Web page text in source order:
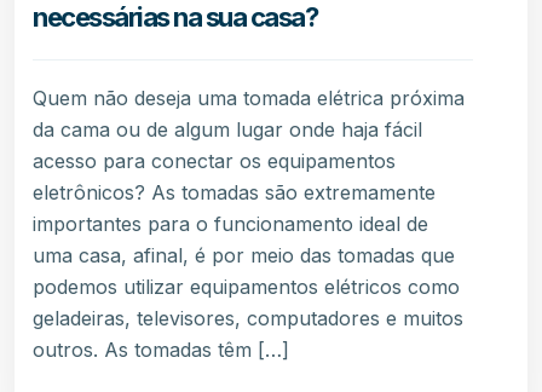
necessárias na sua casa?
Quem não deseja uma tomada elétrica próxima
da cama ou de algum lugar onde haja fácil
acesso para conectar os equipamentos
eletrônicos? As tomadas são extremamente
importantes para o funcionamento ideal de
uma casa, afinal, é por meio das tomadas que
podemos utilizar equipamentos elétricos como
geladeiras, televisores, computadores e muitos
outros. As tomadas têm […]